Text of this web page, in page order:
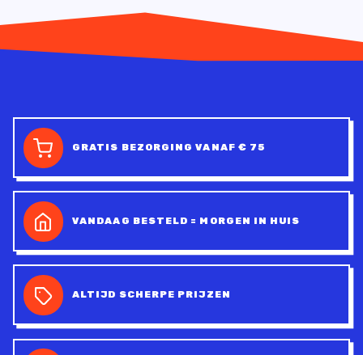
GRATIS BEZORGING VANAF € 75
VANDAAG BESTELD = MORGEN IN HUIS
ALTIJD SCHERPE PRIJZEN